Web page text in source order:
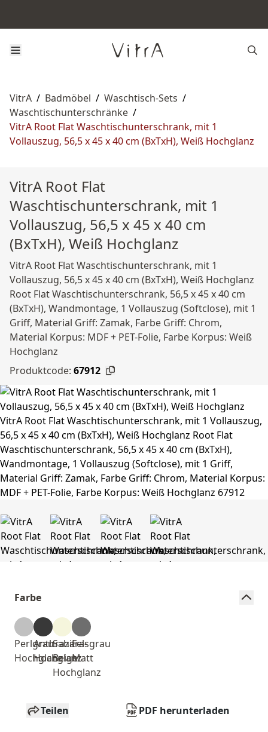
VitrA / Badmöbel / Waschtisch-Sets /
Waschtischunterschränke /
VitrA Root Flat Waschtischunterschrank, mit 1
Vollauszug, 56,5 x 45 x 40 cm (BxTxH), Weiß Hochglanz
VitrA Root Flat
Waschtischunterschrank, mit 1
Vollauszug, 56,5 x 45 x 40 cm
(BxTxH), Weiß Hochglanz
VitrA Root Flat Waschtischunterschrank, mit 1
Vollauszug, 56,5 x 45 x 40 cm (BxTxH), Weiß Hochglanz
Root Flat Waschtischunterschrank, 56,5 x 45 x 40 cm
(BxTxH), Wandmontage, 1 Vollauszug (Softclose), mit 1
Griff, Material Griff: Zamak, Farbe Griff: Chrom,
Material Korpus: MDF + PET-Folie, Farbe Korpus: Weiß
Hochglanz
Produktcode: 67912
Farbe
Perlgrau
Hochglanz
Anthrazit
Hochglanz
Sahara-
Beige
Hochglanz
Felsgrau
Matt
Teilen PDF herunterladen